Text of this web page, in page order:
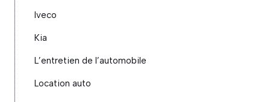
Iveco
Kia
L’entretien de l’automobile
Location auto